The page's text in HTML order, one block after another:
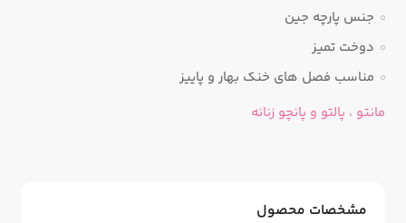
جنس پارچه جین
دوخت تمیز
مناسب فصل های خنک بهار و پاییز
مانتو ، پالتو و پانچو زنانه
مشخصات محصول